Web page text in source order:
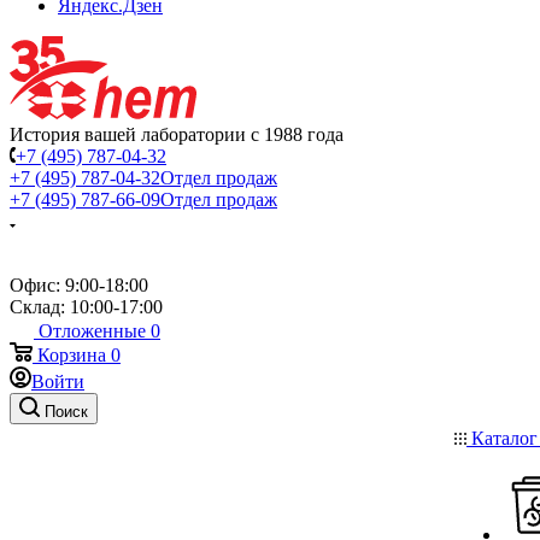
Яндекс.Дзен
История вашей лаборатории с 1988 года
+7 (495) 787-04-32
+7 (495) 787-04-32Отдел продаж
+7 (495) 787-66-09Отдел продаж
Офис: 9:00-18:00
Склад: 10:00-17:00
Отложенные 0
Корзина 0
Войти
Поиск